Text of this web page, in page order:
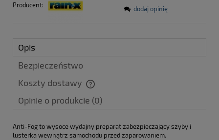
Producent:
dodaj opinię
Opis
Bezpieczeństwo
Koszty dostawy
Cena nie zawiera ewentualnych kosztów płatności
Opinie o produkcie (0)
Anti-Fog to wysoce wydajny preparat zabezpieczający szyby i
lusterka wewnątrz samochodu przed zaparowaniem.